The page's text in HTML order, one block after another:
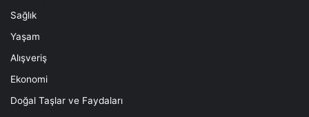
Sağlık
Yaşam
Alışveriş
Ekonomi
Doğal Taşlar ve Faydaları